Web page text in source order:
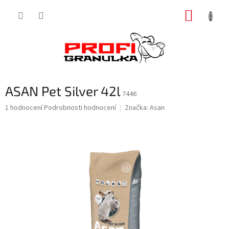
ASAN Pet Silver 42l 7446
Průměrné
1 hodnoceníPodrobnosti hodnocení Značka: Asan